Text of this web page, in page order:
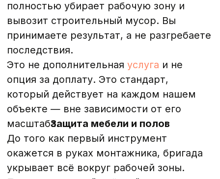
Вынос строительного мусора
После любого монтажа остаётся:
упаковочный картон и плёнка,
деревянные паллеты и стяжки, обрезки
профиля, остатки герметика, иногда —
— скотчем с мягкой основой, который
Мы работаем с закалённым стеклом:
при резке и подгонке образуется
стеклянная пыль и мелкие осколки. Если
поверхности не защищены, это
неизбежно оборачивается царапинами
на паркете или замутнённым акриловым
покрытием. Именно поэтому подготовка
объекта — первый обязательный этап, а
не опциональный.